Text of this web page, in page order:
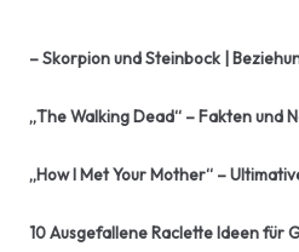
– Skorpion und Steinbock |
„The Walking Dead“ – Fakten und
„How I Met Your Mother“ –
10 Ausgefallene Raclette Ideen für